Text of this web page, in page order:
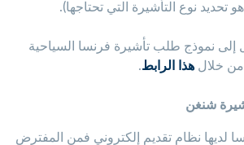
تحديد نوع التأشيرة التي تحتاجها).
إلى نموذج طلب تأشيرة فرنسا السياحية
من خلال هذا الرابط.
شنغن
لديها نظام تقديم إلكتروني فمن المفترض